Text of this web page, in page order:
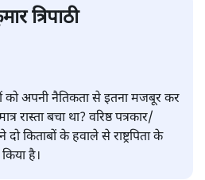
त्रिपाठी
को अपनी नैतिकता से इतना मजबूर कर
रास्ता बचा था? वरिष्ठ पत्रकार/
किताबों के हवाले से राष्ट्रपिता के
है।